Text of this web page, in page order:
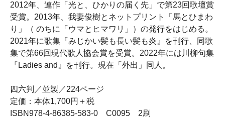
2012年、連作「光と、ひかりの届く先」で第23回歌壇賞
受賞。2013年、我妻俊樹とネットプリント「馬とひまわ
り」（ のちに「ウマとヒマワリ」）の発行をはじめる。
2021年に歌集『みじかい髪も長い髪も炎』を刊行、同歌
集で第66回現代歌人協会賞を受賞。2022年には川柳句集
『Ladies and』を刊行。現在「外出」同人。
四六判／並製／224ページ
定価：本体1,700円＋税
ISBN978-4-86385-583-0 C0095 2刷